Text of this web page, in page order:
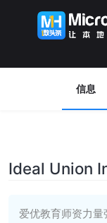
信息
Ideal Union
爱优教育师资力